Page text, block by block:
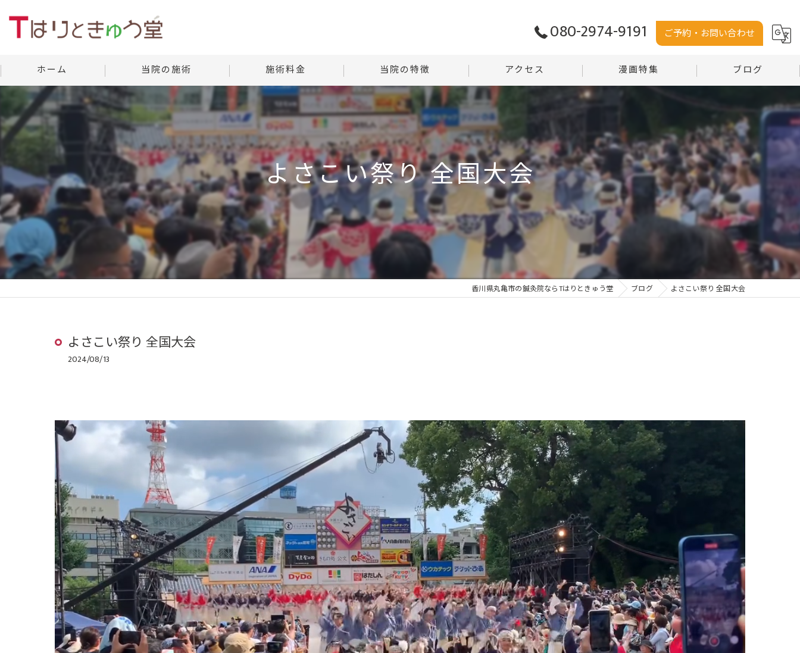
080-2974-9191 ご予約・お問い合わせ
ホーム 当院の施術
美容鍼灸
施術料金
当院の様子
よくある質問
当院の特徴
自律神経
腰痛
肩こり
首
腹
アクセス
Tはりときゅう堂
Tはりときゅう堂 沼田店
漫画特集 ブログ
よさこい祭り 全国大会
香川県丸亀市の鍼灸院ならTはりときゅう堂 ブログ よさこい祭り 全国大会
よさこい祭り 全国大会
2024/08/13